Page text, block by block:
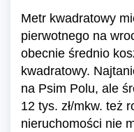
Metr kwadratowy
pierwotnego na
obecnie średnio
kwadratowy.
na Psim Polu, ale
12 tys. zł/mkw. też
nieruchomości nie